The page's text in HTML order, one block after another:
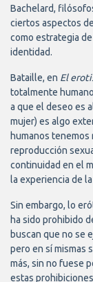
Bachelard,
ciertos aspectos
como estrategia
identidad.
Bataille, en El
totalmente
a que el deseo es
mujer) es algo
humanos tenemos
reproducción
continuidad en el
la experiencia de
Sin embargo, lo
ha sido prohibido
buscan que no se
pero en sí mismas
más, sin no fuese
estas